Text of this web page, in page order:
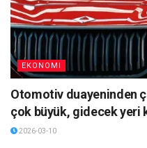
EKONOMI
Otomotiv duayeninden
çok büyük, gidecek yeri
2026-03-10